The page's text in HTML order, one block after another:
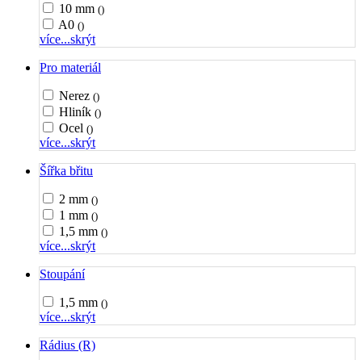
10 mm ()
A0 ()
více...skrýt
Pro materiál
Nerez ()
Hliník ()
Ocel ()
více...skrýt
Šířka břitu
2 mm ()
1 mm ()
1,5 mm ()
více...skrýt
Stoupání
1,5 mm ()
více...skrýt
Rádius (R)